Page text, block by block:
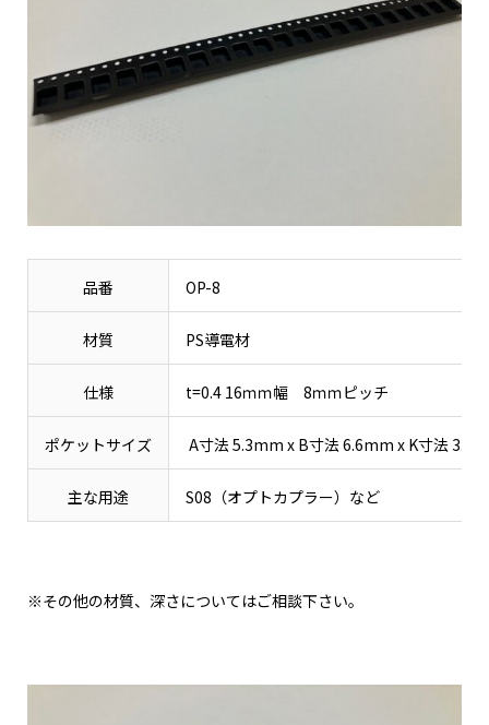
品番 OP-8
材質 PS導電材
仕様 t=0.4 16ｍｍ幅 8ｍｍピッチ
ポケットサイズ A寸法 5.3mm x B寸法 6.6mm x K寸法
主な用途 S08（オプトカプラー）など
※その他の材質、深さについてはご相談下さい。